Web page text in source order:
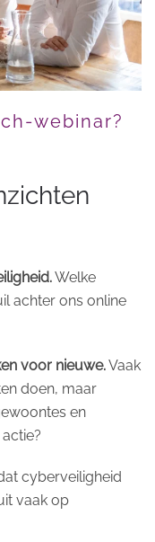
webinar?
Welke
achter ons online
voor nieuwe.Vaak
doen, maar
en
cyberveiligheid
vaak op